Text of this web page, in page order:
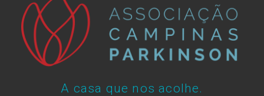
A casa que nos acolhe.